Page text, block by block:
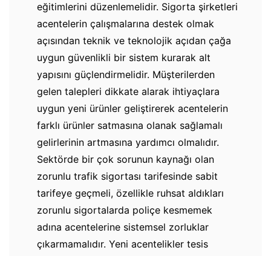
eğitimlerini düzenlemelidir. Sigorta şirketleri
acentelerin çalışmalarına destek olmak
açısından teknik ve teknolojik açıdan çağa
uygun güvenlikli bir sistem kurarak alt
yapısını güçlendirmelidir. Müşterilerden
gelen talepleri dikkate alarak ihtiyaçlara
uygun yeni ürünler geliştirerek acentelerin
farklı ürünler satmasına olanak sağlamalı
gelirlerinin artmasına yardımcı olmalıdır.
Sektörde bir çok sorunun kaynağı olan
zorunlu trafik sigortası tarifesinde sabit
tarifeye geçmeli, özellikle ruhsat aldıkları
zorunlu sigortalarda poliçe kesmemek
adına acentelerine sistemsel zorluklar
çıkarmamalıdır. Yeni acentelikler tesis